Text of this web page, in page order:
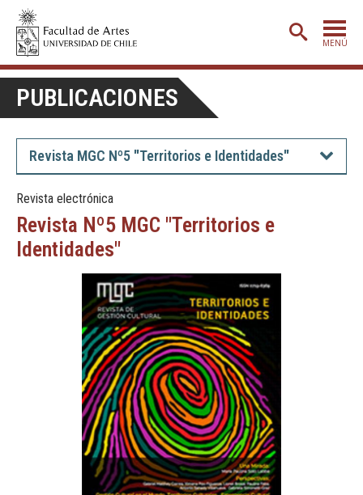
MENÚ
PORTADA
ADMISIÓN
ETAPA BÁSICA
CARRERAS
CREACIÓNE INVESTIGACIÓN
BIBLIOTECA
DEPARTAMENTOS
FACULTAD
Estudiantes
Académicas/os
Funcionarias/os
Egresadas/os
PUBLICACIONES
Revista MGC Nº5 "Territorios e Identidades"
Revista electrónica
Revista Nº5 MGC "Territorios e
Identidades"